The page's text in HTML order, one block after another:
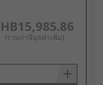
(รวมภาษีมูลค่าเพิ่ม)